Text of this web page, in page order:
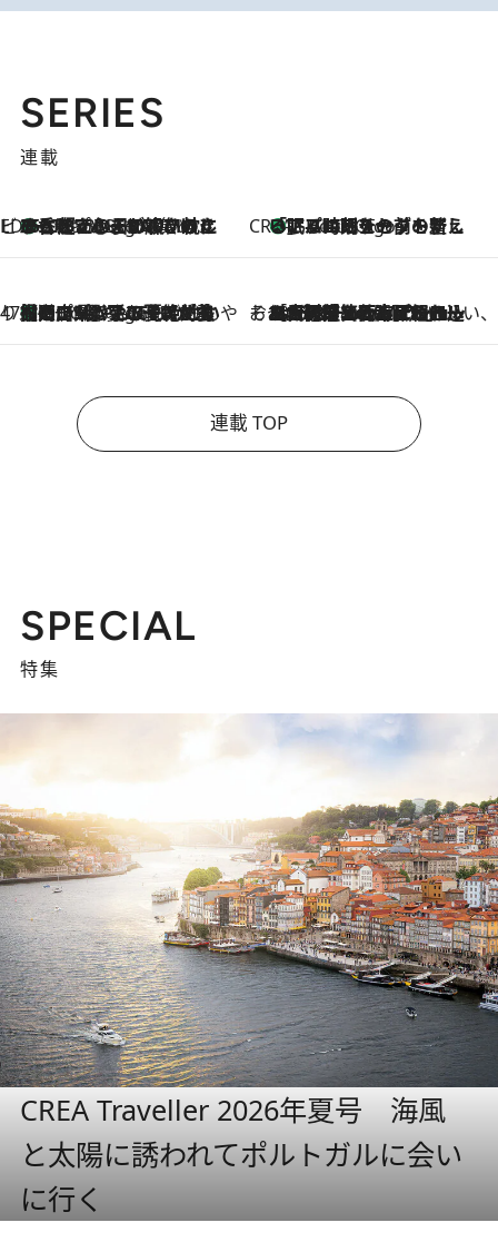
SERIES
連載
ビューティいいもの集め EDITORS' BEST
2 Hours Ago
35℃超えの日の夜、枕にひと吹き！ BAUMのルームスプレーが、ひのきの香りで心まで解きほぐす CREA'S CHOICE
2 Hours Ago
「眠る時刻をセットする」——眠りの前を整える、バルミューダの新しいアプローチ
47都道府県の手みやげ ひんやりスイーツで夏を満喫
2 Hours Ago
【岡山県】この夏絶対食べたい 冷やしておいしいおやつ3選 フルーツが主役のプリンやアイスが勢揃い そおだよおこの関西おいしい、おやつ紀行
2026.8.9
［大阪府箕面市］一皿一皿目の前で仕上げられる、料理を巧みに組み込んだアシェットデセールコース「ミチル アシェット デセール（Michiru assiette dessert）」
連載 TOP
SPECIAL
特集
CREA Traveller 2026年夏号 海風
と太陽に誘われてポルトガルに会い
に行く